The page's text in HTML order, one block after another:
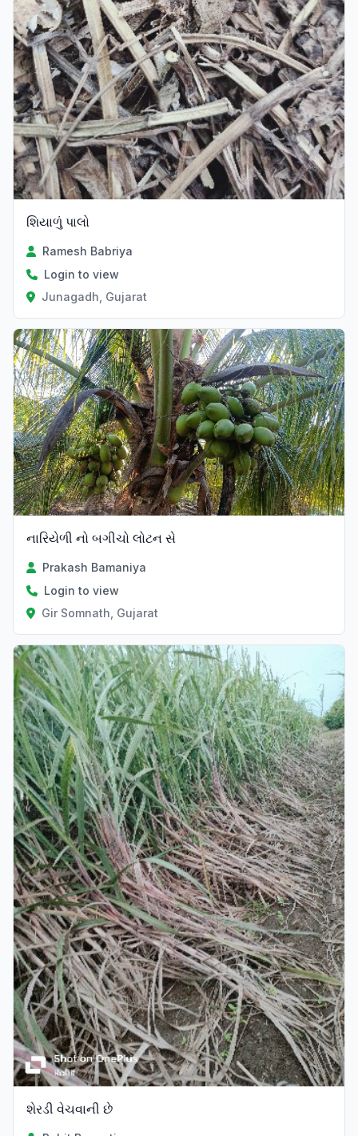
શિયાળું પાલો
Ramesh Babriya
Login to view
Junagadh, Gujarat
નારિયેળી નો બગીચો લોટન સે
Prakash Bamaniya
Login to view
Gir Somnath, Gujarat
શેરડી વેચવાની છે